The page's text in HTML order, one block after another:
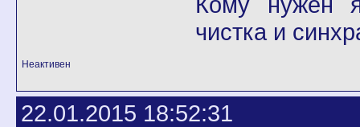
чистка и
Неактивен
22.01.2015 18:52:31